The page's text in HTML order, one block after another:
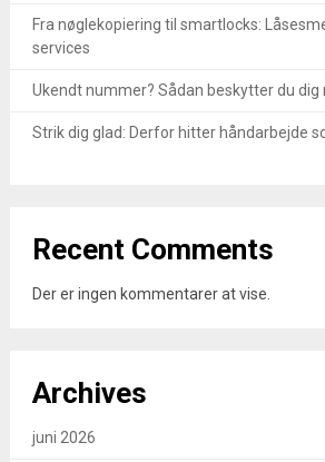
Fra nøglekopiering til smartlocks:
services
Ukendt nummer? Sådan beskytter du
Strik dig glad: Derfor hitter håndarbejde
Recent Comments
Der er ingen kommentarer at vise.
Archives
juni 2026